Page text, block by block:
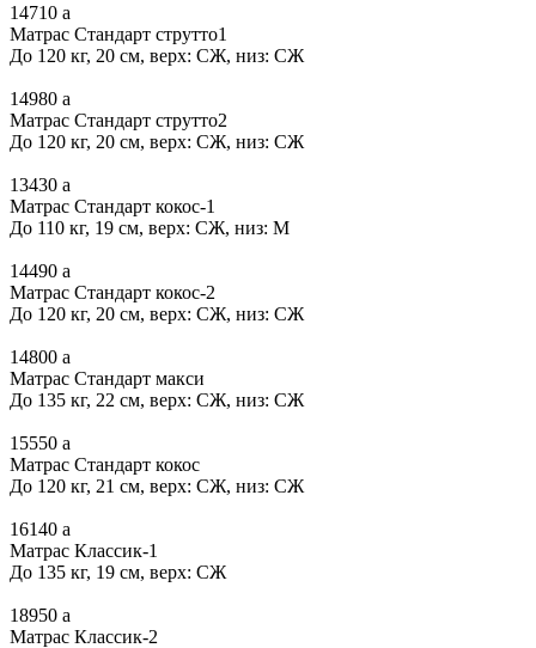
14710 a
Матрас Стандарт струтто1
До 120 кг, 20 см, верх: СЖ, низ: СЖ
14980 a
Матрас Стандарт струтто2
До 120 кг, 20 см, верх: СЖ, низ: СЖ
13430 a
Матрас Стандарт кокос-1
До 110 кг, 19 см, верх: СЖ, низ: М
14490 a
Матрас Стандарт кокос-2
До 120 кг, 20 см, верх: СЖ, низ: СЖ
14800 a
Матрас Стандарт макси
До 135 кг, 22 см, верх: СЖ, низ: СЖ
15550 a
Матрас Стандарт кокос
До 120 кг, 21 см, верх: СЖ, низ: СЖ
16140 a
Матрас Классик-1
До 135 кг, 19 см, верх: СЖ
18950 a
Матрас Классик-2